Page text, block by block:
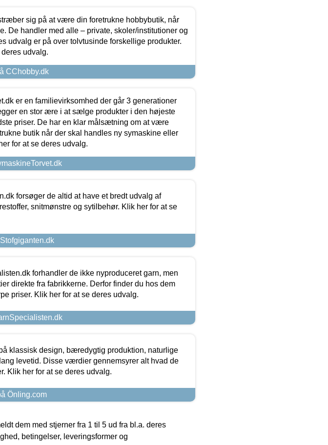
sig på at være din foretrukne hobbybutik, når
De handler med alle – private, skoler/institutioner og
udvalg er på over tolvtusinde forskellige produkter.
udvalg.
CChobby.dk
er en familievirksomhed der går 3 generationer
en stor ære i at sælge produkter i den højeste
priser. De har en klar målsætning om at være
butik når der skal handles ny symaskine eller
for at se deres udvalg.
forsøger de altid at have et bredt udvalg af
snitmønstre og sytilbehør. Klik her for at se
forhandler de ikke nyproduceret garn, men
direkte fra fabrikkerne. Derfor finder du hos dem
priser. Klik her for at se deres udvalg.
klassisk design, bæredygtig produktion, naturlige
levetid. Disse værdier gennemsyrer alt hvad de
Klik her for at se deres udvalg.
Önling.com
dem med stjerner fra 1 til 5 ud fra bl.a. deres
betingelser, leveringsformer og